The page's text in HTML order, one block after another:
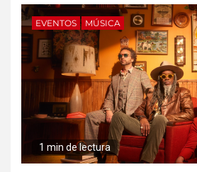
EVENTOS MÚSICA
1 min de lectura